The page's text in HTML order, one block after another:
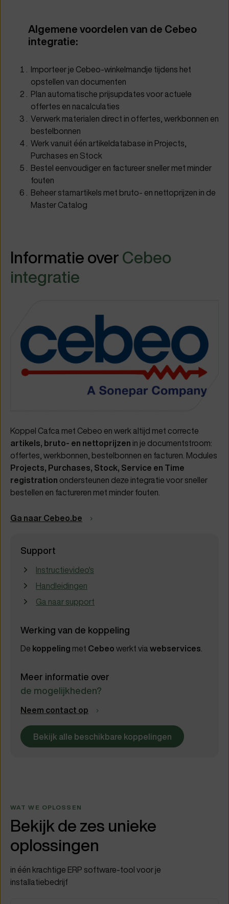
Algemene voordelen van de Cebeo
integratie:
Importeer je Cebeo-winkelmandje tijdens het
opstellen van documenten
Plan automatische prijsupdates voor actuele
offertes en nacalculaties
Verwerk materialen direct in offertes, werkbonnen en
bestelbonnen
Werk vanuit één artikeldatabase in Projects,
Purchases en Stock
Bestel eenvoudiger en factureer sneller met minder
fouten
Beheer stamartikels met bruto- en nettoprijzen in de
Master Catalog
Informatie overCebeo
integratie
Koppel Cafca met Cebeo en werk altijd met correcte
artikels, bruto- en nettoprijzen in je documentstroom:
offertes, werkbonnen, bestelbonnen en facturen. Modules
Projects, Purchases, Stock, Service en Time
registration ondersteunen deze integratie voor sneller
bestellen en factureren met minder fouten.
Ga naar Cebeo.be
Support
Instructievideo's
Handleidingen
Ga naar support
Werking van de koppeling
De koppeling met Cebeowerkt viawebservices.
Meer informatie over
de mogelijkheden?
Neem contact op
Bekijk alle beschikbare koppelingen
WAT WE OPLOSSEN
Bekijk de zes unieke
oplossingen
in één krachtige ERP software-tool voor je
installatiebedrijf